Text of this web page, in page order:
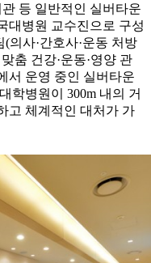
등 일반적인 실버타운
대병원 교수진으로 구성
의사·간호사·운동 처방
춤 건강·운동·영양 관
서 운영 중인 실버타운
학병원이 300m 내의 거
고 체계적인 대처가 가